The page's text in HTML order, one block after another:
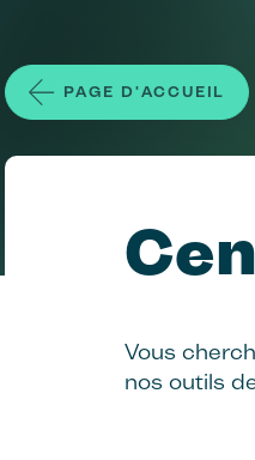
PAGE D'ACCUEIL
Vous
nos outils